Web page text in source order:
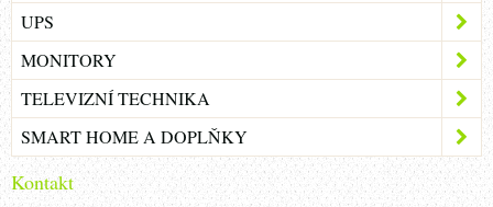
UPS
MONITORY
TELEVIZNÍ TECHNIKA
SMART HOME A DOPLŇKY
Kontakt